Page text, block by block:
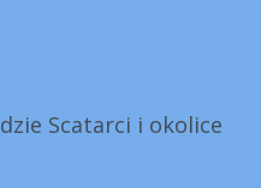
Scatarci i okolice